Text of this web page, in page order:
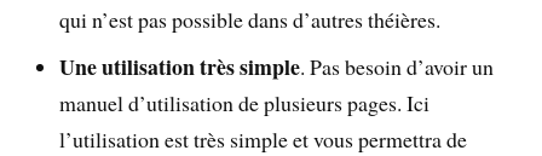
qui n’est pas possible dans d’autres théières.
Une utilisation très simple. Pas besoin d’avoir un
manuel d’utilisation de plusieurs pages. Ici
l’utilisation est très simple et vous permettra de